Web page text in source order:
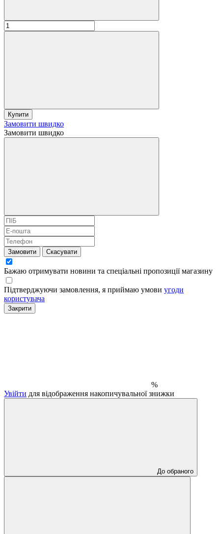
Купити
Замовити швидко
Замовити швидко
Замовити Скасувати
Бажаю отримувати новини та спеціальні пропозиціїмагазину
Підтверджуючи замовлення, я приймаю умови угоди
користувача
Закрити
%
Увійти для відображення накопичувальної знижки
До обраного